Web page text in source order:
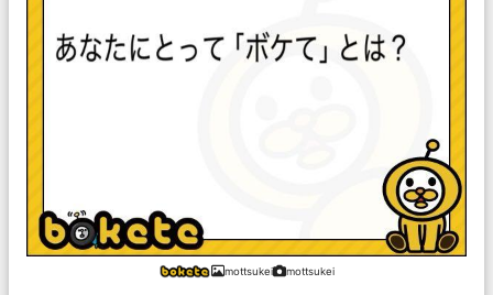
mottsukei mottsukei